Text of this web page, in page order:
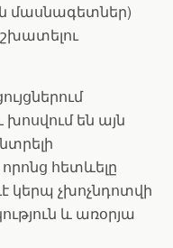
մասնագետներ)
են այն
հետևելը
կերպ չխոչնդոտվի
և առօրյա